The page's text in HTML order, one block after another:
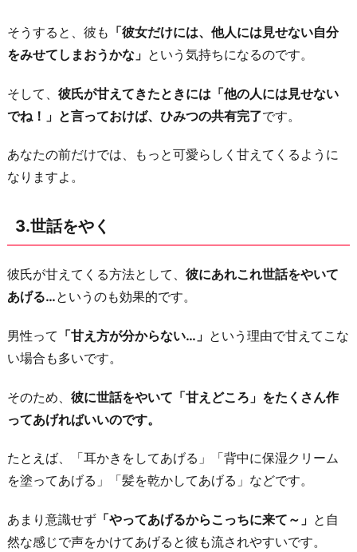
そうすると、彼も 「彼女だけには、他人には見せない自分
をみせてしまおうかな」 という気持ちになるのです。
そして、 彼氏が甘えてきたときには「他の人には見せない
でね！」と言っておけば、ひみつの共有完了です。
あなたの前だけでは、もっと可愛らしく甘えてくるように
なりますよ。
3.世話をやく
彼氏が甘えてくる方法として、 彼にあれこれ世話をやいて
あげる…というのも効果的です。
男性って 「甘え方が分からない…」 という理由で甘えてこな
い場合も多いです。
そのため、 彼に世話をやいて「甘えどころ」をたくさん作
ってあげればいいのです。
たとえば、「耳かきをしてあげる」「背中に保湿クリーム
を塗ってあげる」「髪を乾かしてあげる」などです。
あまり意識せず 「やってあげるからこっちに来て～」 と自
然な感じで声をかけてあげると彼も流されやすいです。